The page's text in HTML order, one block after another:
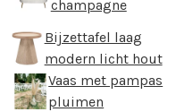
champagne
Bijzettafel laag
modern licht hout
Vaas met pampas
pluimen